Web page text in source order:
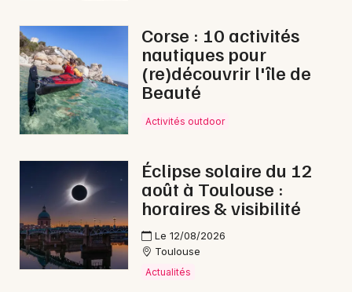
Newsletter des sorties
Artistes en tournée
Actus dans le Gers
Magazine dans le Gers
Corse : 10 activités
nautiques pour
(re)découvrir l'île de
Beauté
Activités outdoor
Éclipse solaire du 12
août à Toulouse :
horaires & visibilité
Le 12/08/2026
Toulouse
Actualités